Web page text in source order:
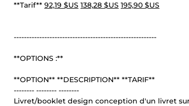
**Tarif** 92,19 $US 138,28 $US 195,90 $US
--------------------------------------------------------
**OPTIONS :**
**OPTION** **DESCRIPTION** **TARIF**
-------- -------- --------
Livret/booklet design conception d'un livret